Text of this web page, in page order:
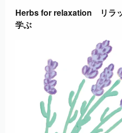
Herbs for relaxation リラ
学ぶ